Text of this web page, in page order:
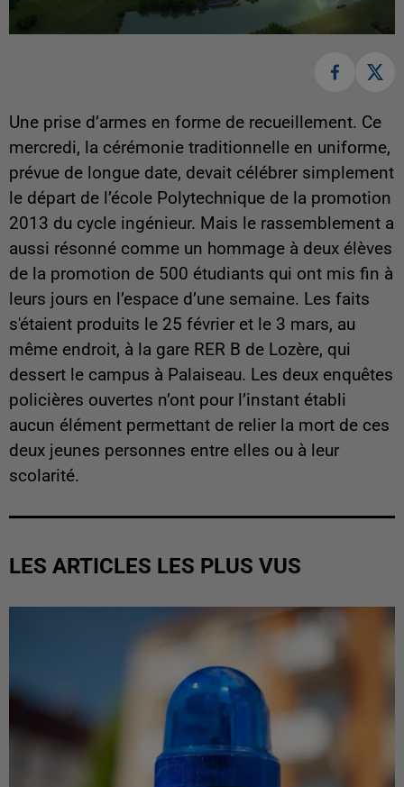
Une prise d’armes en forme de recueillement. Ce
mercredi, la cérémonie traditionnelle en uniforme,
prévue de longue date, devait célébrer simplement
le départ de l’école Polytechnique de la promotion
2013 du cycle ingénieur. Mais le rassemblement a
aussi résonné comme un hommage à deux élèves
de la promotion de 500 étudiants qui ont mis fin à
leurs jours en l’espace d’une semaine. Les faits
s'étaient produits le 25 février et le 3 mars, au
même endroit, à la gare RER B de Lozère, qui
dessert le campus à Palaiseau. Les deux enquêtes
policières ouvertes n’ont pour l’instant établi
aucun élément permettant de relier la mort de ces
deux jeunes personnes entre elles ou à leur
scolarité.
LES ARTICLES LES PLUS VUS